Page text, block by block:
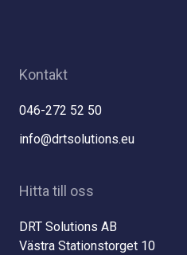
Kontakt
046-272 52 50
info@drtsolutions.eu
Hitta till oss
DRT Solutions AB
Västra Stationstorget 10